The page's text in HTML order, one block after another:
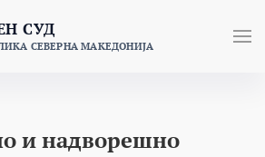
СУД
СЕВЕРНА МАКЕДОНИЈА
и надворешно